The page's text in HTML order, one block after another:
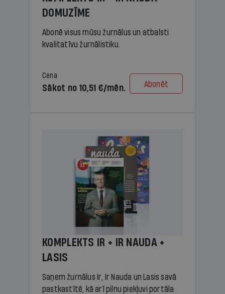
DOMUZĪME
Abonē visus mūsu žurnālus un atbalsti
kvalitatīvu žurnālistiku.
Cena
Sākot no 10,51 €/mēn. Abonēt
KOMPLEKTS IR + IR NAUDA +
LASIS
Saņem žurnālus Ir, Ir Nauda un Lasis savā
pastkastītē, kā arī pilnu piekļuvi portāla